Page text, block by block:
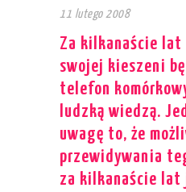
11 lutego 2008
Za kilkanaście lat
swojej kieszeni
telefon
ludzką wiedzą.
uwagę to, że
przewidywania
za kilkanaście lat